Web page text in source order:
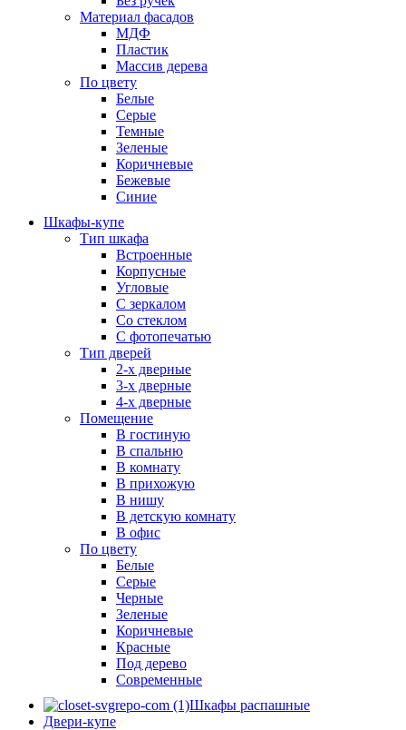
Материал фасадов
МДФ
Пластик
Массив дерева
По цвету
Белые
Серые
Темные
Зеленые
Коричневые
Бежевые
Синие
Шкафы-купе
Тип шкафа
Встроенные
Корпусные
Угловые
С зеркалом
Со стеклом
С фотопечатью
Тип дверей
2-х дверные
3-х дверные
4-х дверные
Помещение
В гостиную
В спальню
В комнату
В прихожую
В нишу
В детскую комнату
В офис
По цвету
Белые
Серые
Черные
Зеленые
Коричневые
Красные
Под дерево
Современные
Шкафы распашные
Двери-купе